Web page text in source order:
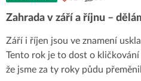
Zahrada v září a říjnu –
Září i říjen jsou ve znamení
Tento rok je to dost o kličkování
že jsme za ty roky půdu